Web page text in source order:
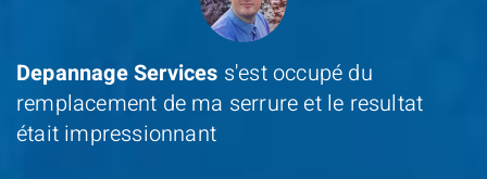
Depannage Services s'est occupé du
remplacement de ma serrure et le resultat
était impressionnant